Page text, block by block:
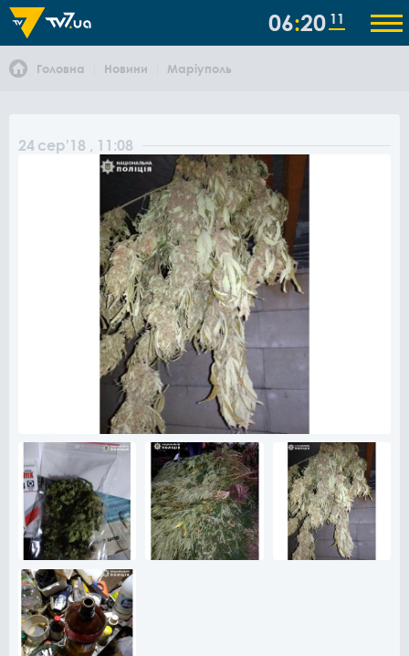
06 20 11
Головна Новини Маріуполь
24 сер'18 , 11:08